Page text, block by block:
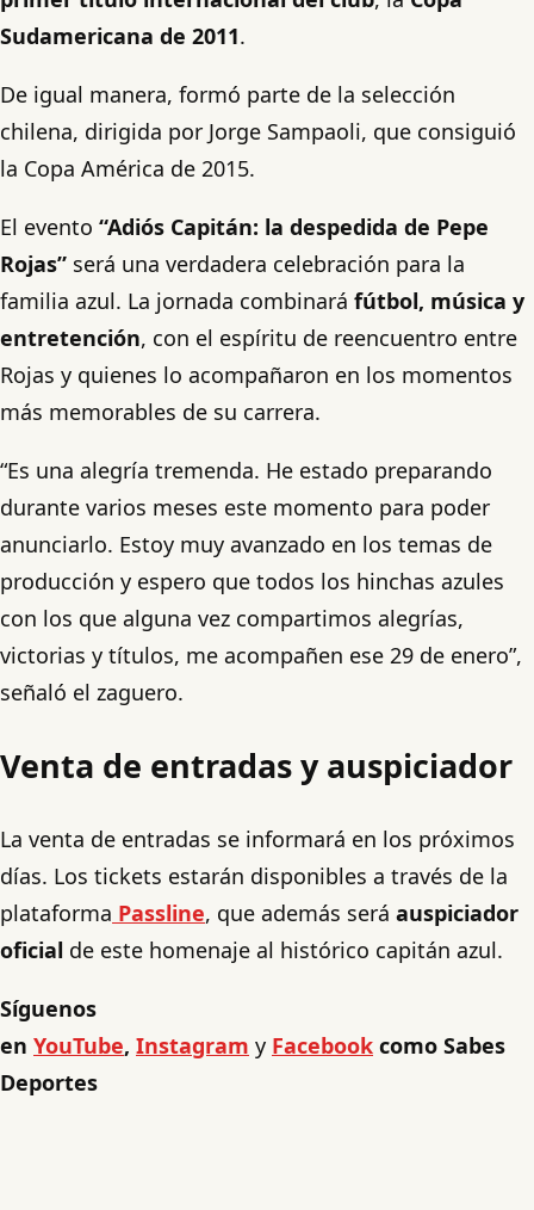
Sudamericana de 2011.
De igual manera, formó parte de la selección
chilena, dirigida por Jorge Sampaoli, que consiguió
la Copa América de 2015.
El evento “Adiós Capitán: la despedida de Pepe
Rojas” será una verdadera celebración para la
familia azul. La jornada combinará fútbol, música y
entretención, con el espíritu de reencuentro entre
Rojas y quienes lo acompañaron en los momentos
más memorables de su carrera.
“Es una alegría tremenda. He estado preparando
durante varios meses este momento para poder
anunciarlo. Estoy muy avanzado en los temas de
producción y espero que todos los hinchas azules
con los que alguna vez compartimos alegrías,
victorias y títulos, me acompañen ese 29 de enero”,
señaló el zaguero.
Venta de entradas y auspiciador
La venta de entradas se informará en los próximos
días. Los tickets estarán disponibles a través de la
plataforma Passline, que además será auspiciador
oficial de este homenaje al histórico capitán azul.
Síguenos
en YouTube, Instagram y Facebook como Sabes
Deportes